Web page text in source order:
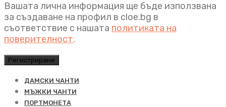
Вашата лична информация ще бъде използвана
за създаване на профил в cloe.bg в
съответствие с нашата политиката на
поверителност.
Регистриране
ДАМСКИ ЧАНТИ
МЪЖКИ ЧАНТИ
ПОРТМОНЕТА